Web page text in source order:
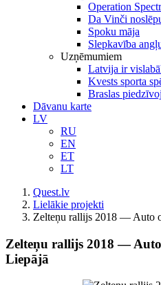
Operation
Da Vinči
Spoku māja
Slepkavība
Uzņēmumiem
Latvija ir
Kvests sporta
Braslas
Dāvanu karte
LV
RU
EN
ET
LT
Quest.lv
Lielākie projekti
Zelteņu rallijs 2018 — Auto
Zelteņu rallijs 2018 — Auto
Liepājā